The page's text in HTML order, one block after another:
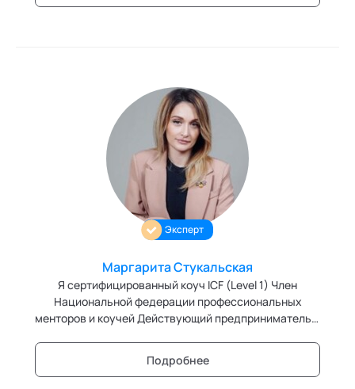
Эксперт
Маргарита Стукальская
Я сертифицированный коуч ICF (Level 1) Член
Национальной федерации профессиональных
менторов и коучей Действующий предприниматель в
Подробнее